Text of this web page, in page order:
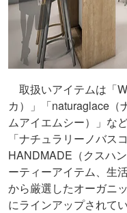
取扱いアイテムは「
カ）」「naturaglace（
ムアイエムシー）」な
「ナチュラリーノバス
HANDMADE（クスハ
ーティーアイテム、生
から厳選したオーガニ
にラインアップされてい